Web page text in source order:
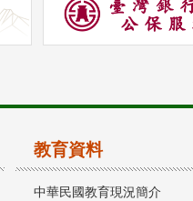
教育資料
中華民國教育現況簡介